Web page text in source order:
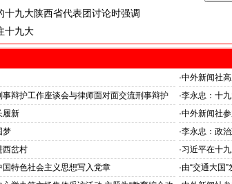
十九大陕西省代表团讨论时强调
十九大
·中外新闻社
辩护工作座谈会与律师面对面交流刑事辩护
·李永忠：十
履新 ·中外新闻社
梦 ·李永忠：政
西岔村 ·习近平在十
特色社会主义思想写入党章 ·由“交通大国”